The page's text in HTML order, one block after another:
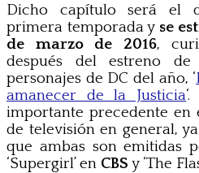
Dicho capítulo será el
primera temporada y se
de marzo de 2016,
después del estreno
personajes de DC del año, ‘
amanecer de la Justicia
importante precedente en
de televisión en general,
que ambas son emitidas
‘Supergirl’ en CBS y ‘The